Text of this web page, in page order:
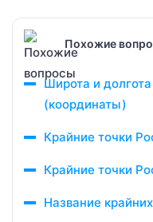
Похожие
Широта и
(координаты)
Крайние точки
Крайние точки
Название